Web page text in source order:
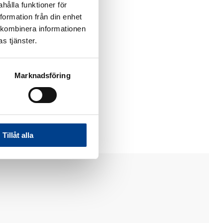
funktioner för
från din enhet
informationen
tjänster.
Marknadsföring
Tillåt alla